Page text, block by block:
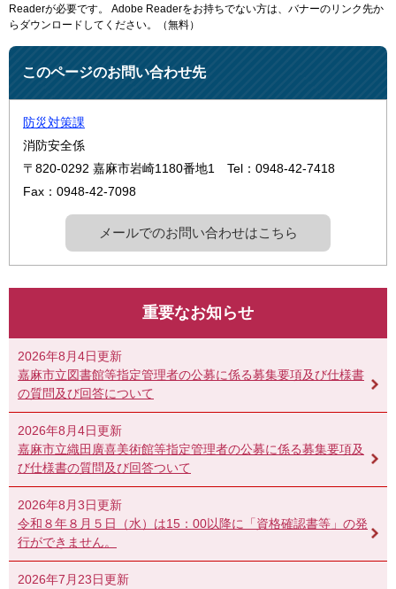
Readerが必要です。
Adobe Readerをお持ちでない方は、バナーのリンク先か
らダウンロードしてください。（無料）
このページのお問い合わせ先
防災対策課
消防安全係
〒820-0292 嘉麻市岩崎1180番地1
Tel：0948-42-7418
Fax：0948-42-7098
メールでのお問い合わせはこちら
重要なお知らせ
2026年8月4日更新
嘉麻市立図書館等指定管理者の公募に係る募集要項及び仕様書
の質問及び回答について
2026年8月4日更新
嘉麻市立織田廣喜美術館等指定管理者の公募に係る募集要項及
び仕様書の質問及び回答ついて
2026年8月3日更新
令和８年８月５日（水）は15：00以降に「資格確認書等」の発
行ができません。
2026年7月23日更新